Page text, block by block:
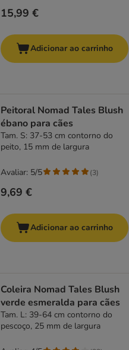
15,99 €
Adicionar ao carrinho
Peitoral Nomad Tales Blush
ébano para cães
Tam. S: 37-53 cm contorno do
peito, 15 mm de largura
9,69 €
Avaliar: 5/5 (3)
Adicionar ao carrinho
Coleira Nomad Tales Blush
verde esmeralda para cães
Tam. L: 39-64 cm contorno do
pescoço, 25 mm de largura